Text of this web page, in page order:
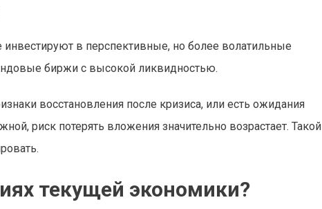
в перспективные, но более волатильные
биржи с высокой ликвидностью.
восстановления после кризиса, или есть ожидания
риск потерять вложения значительно возрастает. Такой
текущей экономики?